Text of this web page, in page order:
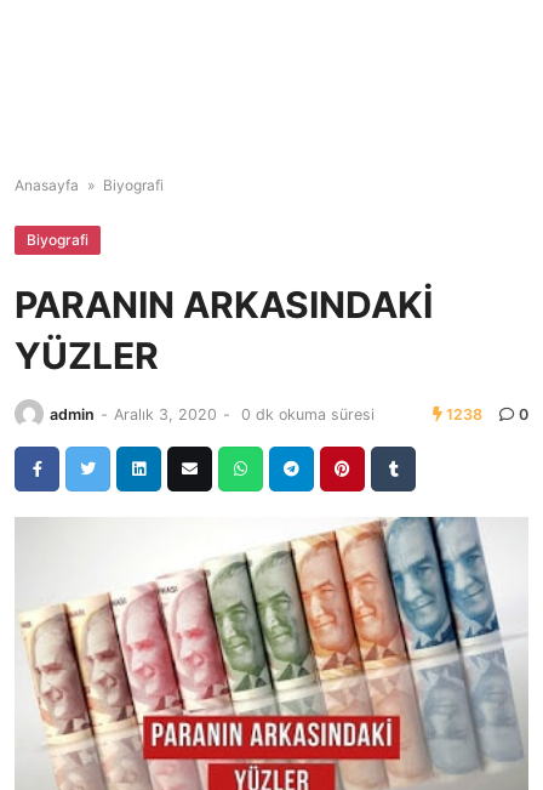
Anasayfa » Biyografi
Biyografi
PARANIN ARKASINDAKİ
YÜZLER
admin - Aralık 3, 2020 - 0 dk okuma süresi 1238 0